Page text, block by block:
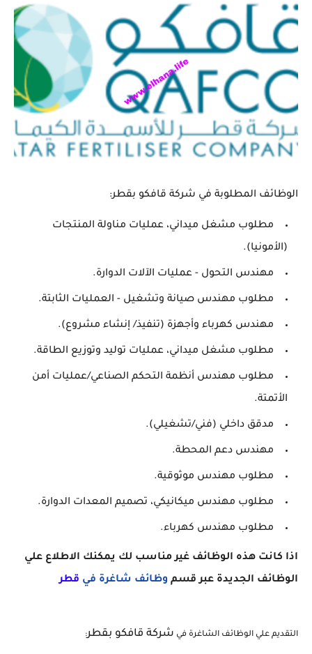
الوظائف المطلوبة في شركة قافكو بقطر:
مطلوب مشغل ميداني، عمليات مناولة المنتجات
(الأمونيا).
مهندس التحول - عمليات الآلات الدوارة.
مطلوب مهندس صيانة وتشغيل - العمليات الثابتة.
مهندس كهرباء وأجهزة (تنفيذ/ إنشاء مشروع).
مطلوب مشغل ميداني، عمليات توليد وتوزيع الطاقة.
مطلوب مهندس أنظمة التحكم الصناعي/عمليات أمن
الأتمتة.
مدقق داخلي (فني/تشغيلي).
مهندس دعم المحطة.
مطلوب مهندس موثوقية.
مطلوب مهندس ميكانيكي، تصميم المعدات الدوارة.
مطلوب مهندس كهرباء.
اذا كانت هذه الوظائف غير مناسب لك يمكنك الاطلاع علي
الوظائف الجديدة عبر قسم وظائف شاغرة في قطر
التقديم علي الوظائف الشاغرة في شركة قافكو بقطر: